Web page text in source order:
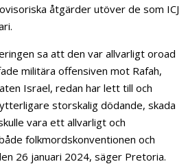
åtgärder utöver de som ICJ
sa att den var allvarligt oroad
militära offensiven mot Rafah,
Israel, redan har lett till och
storskalig dödande, skada
vara ett allvarligt och
folkmordskonventionen och
26 januari 2024, säger Pretoria.